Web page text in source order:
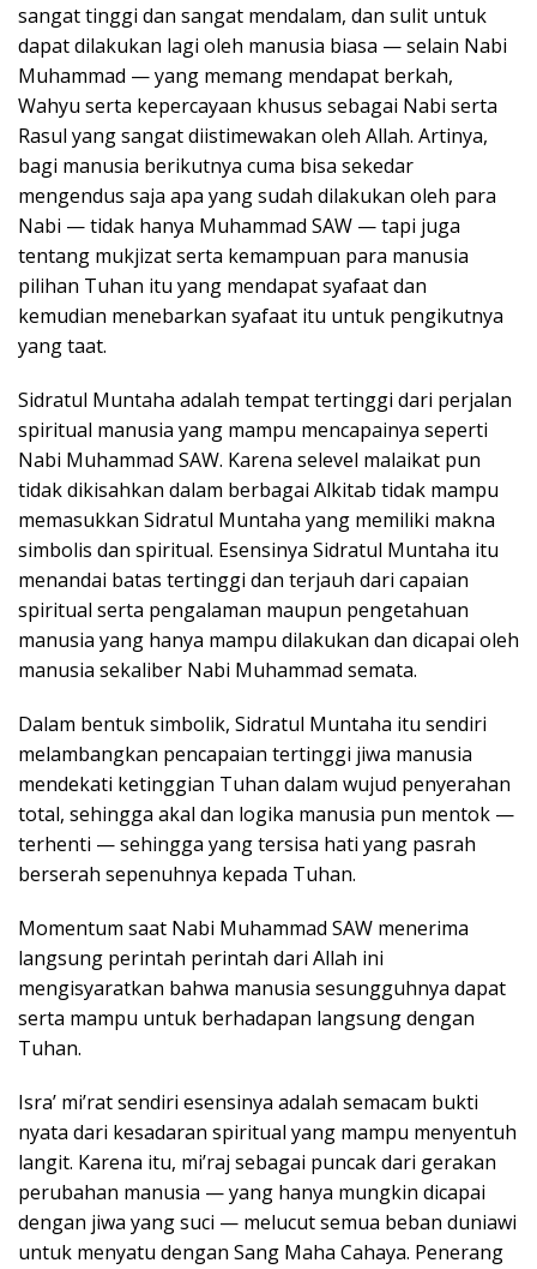
sangat tinggi dan sangat mendalam, dan sulit untuk
dapat dilakukan lagi oleh manusia biasa — selain Nabi
Muhammad — yang memang mendapat berkah,
Wahyu serta kepercayaan khusus sebagai Nabi serta
Rasul yang sangat diistimewakan oleh Allah. Artinya,
bagi manusia berikutnya cuma bisa sekedar
mengendus saja apa yang sudah dilakukan oleh para
Nabi — tidak hanya Muhammad SAW — tapi juga
tentang mukjizat serta kemampuan para manusia
pilihan Tuhan itu yang mendapat syafaat dan
kemudian menebarkan syafaat itu untuk pengikutnya
yang taat.
Sidratul Muntaha adalah tempat tertinggi dari perjalan
spiritual manusia yang mampu mencapainya seperti
Nabi Muhammad SAW. Karena selevel malaikat pun
tidak dikisahkan dalam berbagai Alkitab tidak mampu
memasukkan Sidratul Muntaha yang memiliki makna
simbolis dan spiritual. Esensinya Sidratul Muntaha itu
menandai batas tertinggi dan terjauh dari capaian
spiritual serta pengalaman maupun pengetahuan
manusia yang hanya mampu dilakukan dan dicapai oleh
manusia sekaliber Nabi Muhammad semata.
Dalam bentuk simbolik, Sidratul Muntaha itu sendiri
melambangkan pencapaian tertinggi jiwa manusia
mendekati ketinggian Tuhan dalam wujud penyerahan
total, sehingga akal dan logika manusia pun mentok —
terhenti — sehingga yang tersisa hati yang pasrah
berserah sepenuhnya kepada Tuhan.
Momentum saat Nabi Muhammad SAW menerima
langsung perintah perintah dari Allah ini
mengisyaratkan bahwa manusia sesungguhnya dapat
serta mampu untuk berhadapan langsung dengan
Tuhan.
Isra’ mi’rat sendiri esensinya adalah semacam bukti
nyata dari kesadaran spiritual yang mampu menyentuh
langit. Karena itu, mi’raj sebagai puncak dari gerakan
perubahan manusia — yang hanya mungkin dicapai
dengan jiwa yang suci — melucut semua beban duniawi
untuk menyatu dengan Sang Maha Cahaya. Penerang